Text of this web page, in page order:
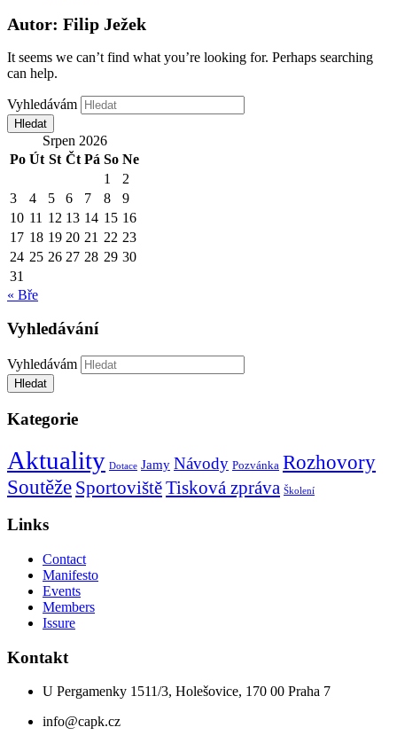
Autor: Filip Ježek
It seems we can’t find what you’re looking for. Perhaps searching
can help.
Vyhledávám
Hledat
Srpen 2026
Po Út St Čt Pá So Ne
1
2
3
4 5 6 7 8
9
10 11 12 13 14 15 16
17 18 19 20 21 22 23
24 25 26 27 28 29 30
31
« Bře
Vyhledávání
Vyhledávám
Hledat
Kategorie
Aktuality Dotace Jamy Návody Pozvánka Rozhovory
Soutěže SportovištěTisková zpráva Školení
Links
Contact
Manifesto
Events
Members
Issure
Kontakt
U Pergamenky 1511/3, Holešovice, 170 00 Praha 7
info@capk.cz